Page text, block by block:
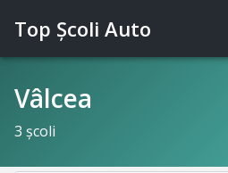
Top Şcoli Auto
Vâlcea
3 şcoli